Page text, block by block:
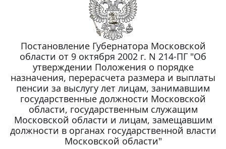
Постановление Губернатора Московской
области от 9 октября 2002 г. N 214-ПГ "Об
утверждении Положения о порядке
назначения, перерасчета размера и выплаты
пенсии за выслугу лет лицам, занимавшим
государственные должности Московской
области, государственным служащим
Московской области и лицам, замещавшим
должности в органах государственной власти
Московской области"